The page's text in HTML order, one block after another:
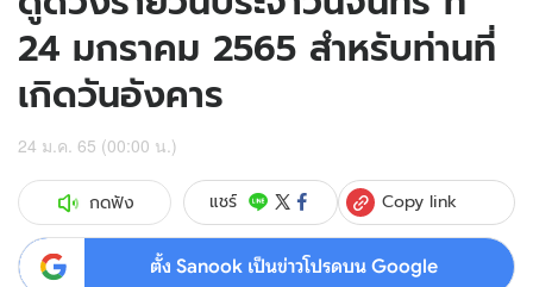
24 มกราคม 2565 สำหรับท่านที่
เกิดวันอังคาร
24 ม.ค. 65 (00:00 น.)
กดฟัง แชร์ Copy link
ตั้ง Sanook เป็นข่าวโปรดบน Google